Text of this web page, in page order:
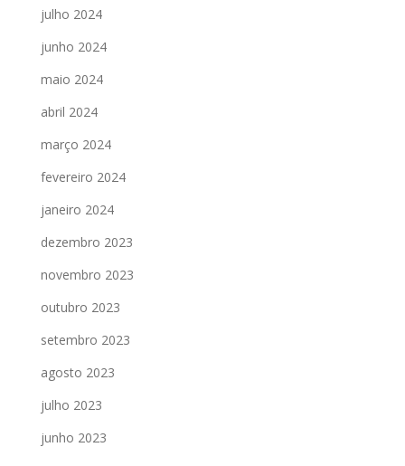
julho 2024
junho 2024
maio 2024
abril 2024
março 2024
fevereiro 2024
janeiro 2024
dezembro 2023
novembro 2023
outubro 2023
setembro 2023
agosto 2023
julho 2023
junho 2023